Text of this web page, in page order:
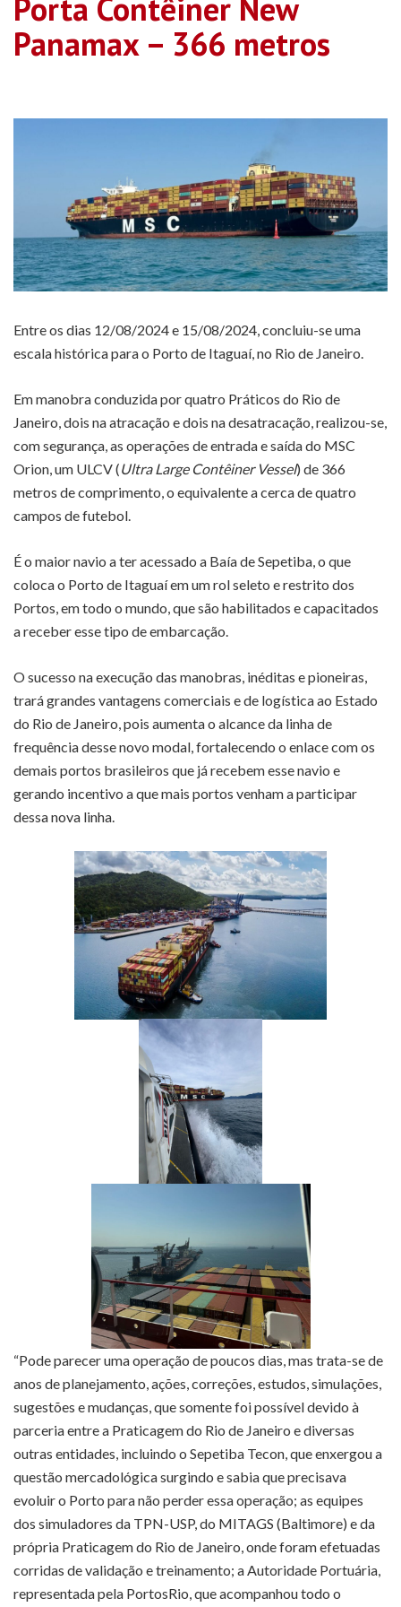
Porta Contêiner New
Panamax – 366 metros
Entre os dias 12/08/2024 e 15/08/2024, concluiu-se uma
escala histórica para o Porto de Itaguaí, no Rio de Janeiro.
Em manobra conduzida por quatro Práticos do Rio de
Janeiro, dois na atracação e dois na desatracação, realizou-se,
com segurança, as operações de entrada e saída do MSC
Orion, um ULCV (Ultra Large Contêiner Vessel) de 366
metros de comprimento, o equivalente a cerca de quatro
campos de futebol.
É o maior navio a ter acessado a Baía de Sepetiba, o que
coloca o Porto de Itaguaí em um rol seleto e restrito dos
Portos, em todo o mundo, que são habilitados e capacitados
a receber esse tipo de embarcação.
O sucesso na execução das manobras, inéditas e pioneiras,
trará grandes vantagens comerciais e de logística ao Estado
do Rio de Janeiro, pois aumenta o alcance da linha de
frequência desse novo modal, fortalecendo o enlace com os
demais portos brasileiros que já recebem esse navio e
gerando incentivo a que mais portos venham a participar
dessa nova linha.
“Pode parecer uma operação de poucos dias, mas trata-se de
anos de planejamento, ações, correções, estudos, simulações,
sugestões e mudanças, que somente foi possível devido à
parceria entre a Praticagem do Rio de Janeiro e diversas
outras entidades, incluindo o Sepetiba Tecon, que enxergou a
questão mercadológica surgindo e sabia que precisava
evoluir o Porto para não perder essa operação; as equipes
dos simuladores da TPN-USP, do MITAGS (Baltimore) e da
própria Praticagem do Rio de Janeiro, onde foram efetuadas
corridas de validação e treinamento; a Autoridade Portuária,
representada pela PortosRio, que acompanhou todo o